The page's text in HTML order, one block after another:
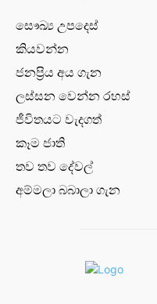
සෞඛ්‍ය උපදෙස්
කියවන්න
ජනප්‍රිය අය ගැන
ලස්සන වෙන්න රහස්
ජීවිතයට වැදගත්
කෑම ජාති
තව තව දේවල්
අම්මලා බබාලා ගැන